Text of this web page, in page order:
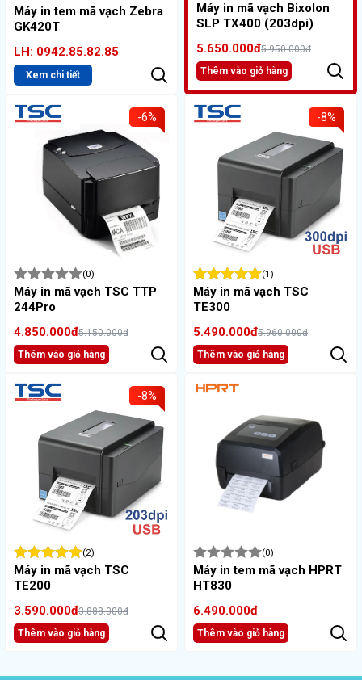
Máy in tem mã vạch Zebra
GK420T
LH: 0942.85.82.85
Xem chi tiết
Máy in mã vạch Bixolon
SLP TX400 (203dpi)
5.650.000đ5.950.000đ
Thêm vào giỏ hàng
-6%
(0)
Máy in mã vạch TSC TTP
244Pro
4.850.000đ5.150.000đ
Thêm vào giỏ hàng
-8%
(1)
Máy in mã vạch TSC
TE300
5.490.000đ5.960.000đ
Thêm vào giỏ hàng
-8%
(2)
Máy in mã vạch TSC
TE200
3.590.000đ3.888.000đ
Thêm vào giỏ hàng
(0)
Máy in tem mã vạch HPRT
HT830
6.490.000đ
Thêm vào giỏ hàng